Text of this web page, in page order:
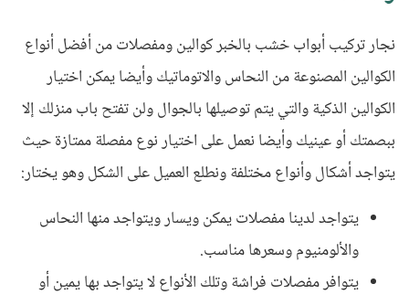
نجار تركيب أبواب خشب بالخبر كوالين ومفصلات من أفضل أنواع
الكوالين المصنوعة من النحاس والاتوماتيك وأيضا يمكن اختيار
الكوالين الذكية والتي يتم توصيلها بالجوال ولن تفتح باب منزلك إلا
ببصمتك أو عينيك وأيضا نعمل على اختيار نوع مفصلة ممتازة حيث
يتواجد أشكال وأنواع مختلفة ونطلع العميل على الشكل وهو يختار:
يتواجد لدينا مفصلات يمكن ويسار ويتواجد منها النحاس
والألومنيوم وسعرها مناسب.
يتوافر مفصلات فراشة وتلك الأنواع لا يتواجد بها يمين أو